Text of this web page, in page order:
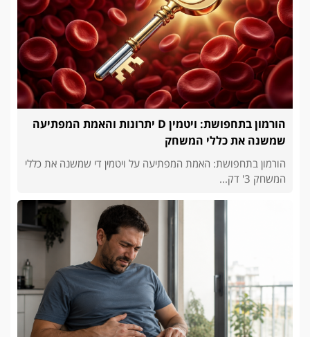
הורמון בתחפושת: ויטמין D יתרונות והאמת המפתיעה
שמשנה את כללי המשחק
הורמון בתחפושת: האמת המפתיעה על ויטמין די שמשנה את כללי
המשחק 3' דק...